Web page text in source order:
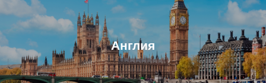
Англия